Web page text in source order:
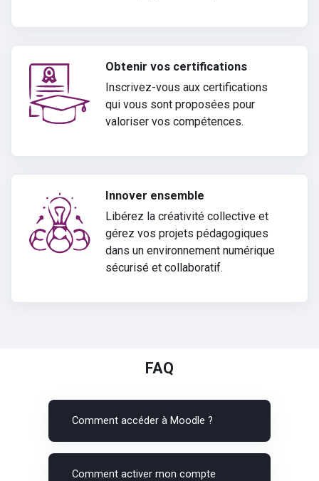
Obtenir vos certifications
Inscrivez-vous aux certifications
qui vous sont proposées pour
valoriser vos compétences.
Innover ensemble
Libérez la créativité collective et
gérez vos projets pédagogiques
dans un environnement numérique
sécurisé et collaboratif.
FAQ
Comment accéder à Moodle ?
Comment activer mon compte